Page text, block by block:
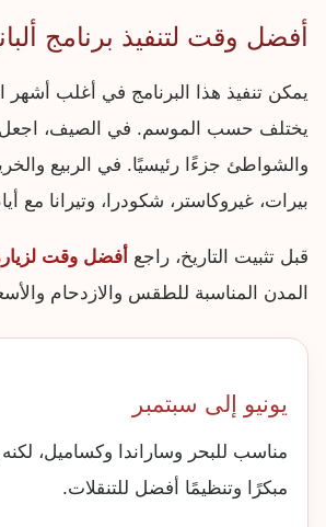
أفضل وقت لتنفيذ برنامج ألبانيا 13
يمكن تنفيذ هذا البرنامج في أغلب أشهر
يختلف حسب الموسم. في الصيف، اجعل
والشواطئ جزءًا رئيسيًا. في الربيع
بيرات، غيروكاستر، شكودرا، وتيرانا مع
قبل تثبيت التاريخ، راجع أفضل وقت لزيارة
المدن المناسبة للطقس والازدحام
يونيو إلى سبتمبر
مناسب للبحر وساراندا وكساميل، لكنه
مبكرًا وتنظيمًا أفضل للتنقلات.